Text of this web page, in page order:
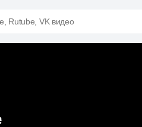
Rutube, VK видео